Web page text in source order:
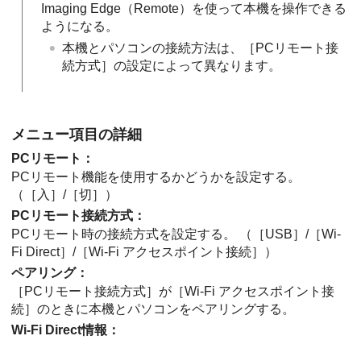
Imaging Edge（Remote）を使って本機を操作できる
ようになる。
本機とパソコンの接続方法は、
［PCリモート接
続方式］ の設定によって異なります。
メニュー項目の詳細
PCリモート ：
PCリモート機能を使用するかどうかを設定する。
（
［入］ /［切］
）
PCリモート接続方式 ：
PCリモート時の接続方式を設定する。 （
［USB］ /［Wi-
Fi Direct］ /［Wi-Fi アクセスポイント接続］
）
ペアリング：
［PCリモート接続方式］ が ［Wi-Fi アクセスポイント接
続］ のときに本機とパソコンをペアリングする。
Wi-Fi Direct情報 ：